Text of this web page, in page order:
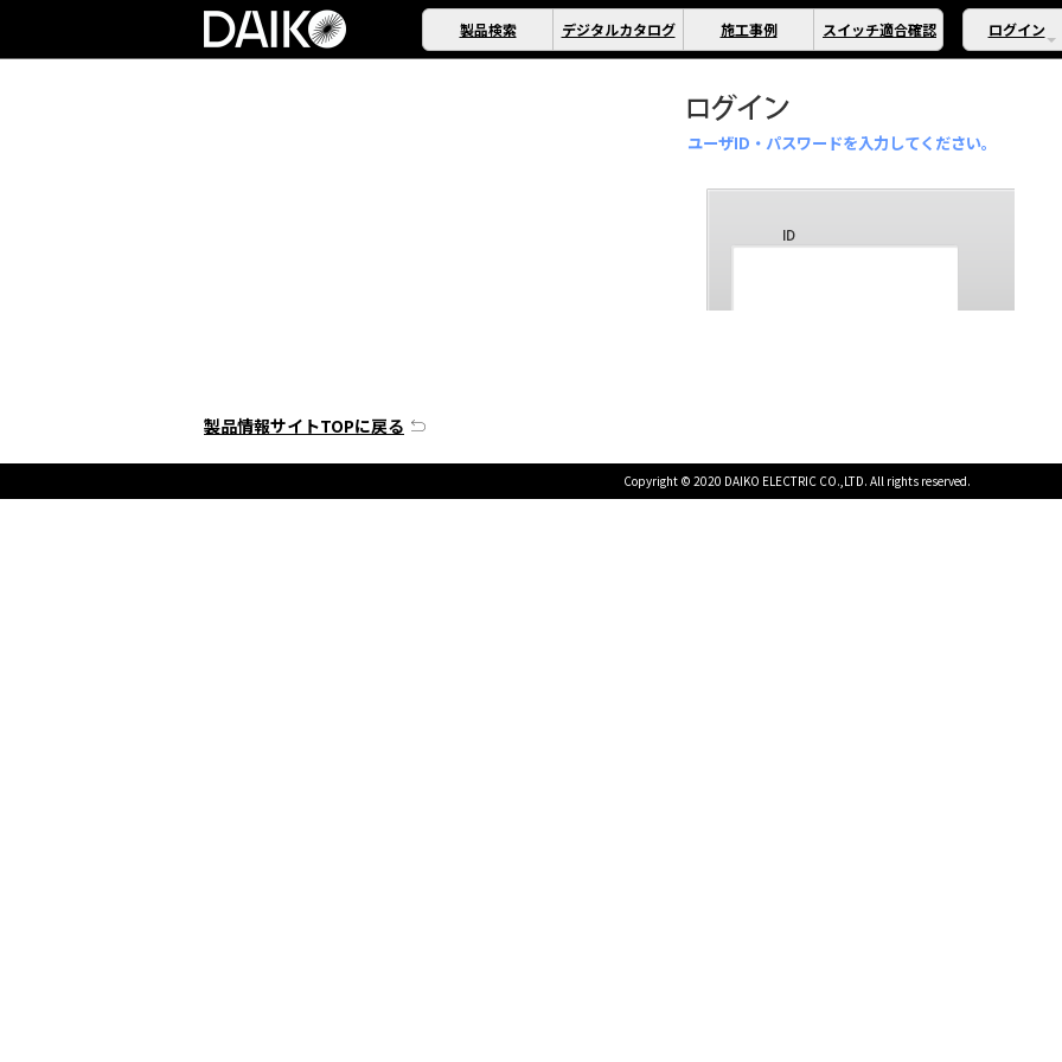
製品検索 デジタルカタログ 施工事例 スイッチ適合確認 ログイン
ユーザID・パスワードを入力してください。
製品情報サイトTOPに戻る
Copyright © 2020 DAIKO ELECTRIC CO.,LTD. All rights reserved.